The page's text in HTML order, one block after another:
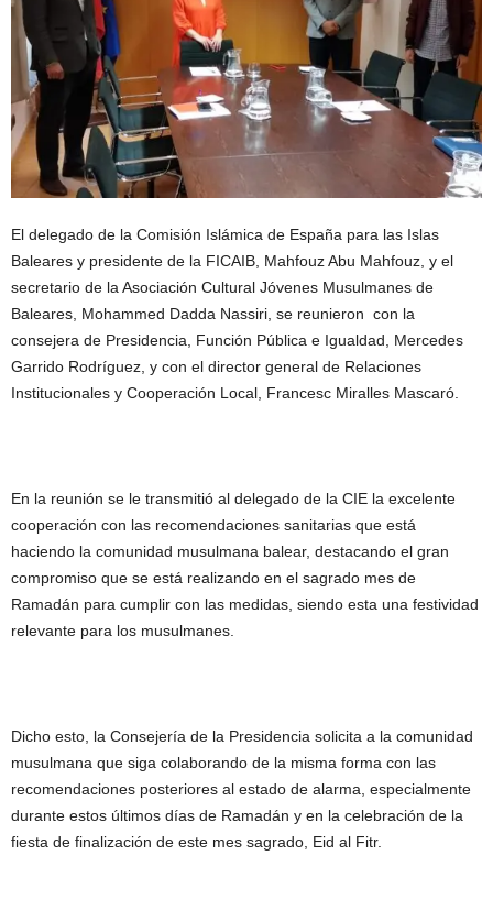
El delegado de la Comisión Islámica de España para las Islas
Baleares y presidente de la FICAIB, Mahfouz Abu Mahfouz, y el
secretario de la Asociación Cultural Jóvenes Musulmanes de
Baleares, Mohammed Dadda Nassiri, se reunieron con la
consejera de Presidencia, Función Pública e Igualdad, Mercedes
Garrido Rodríguez, y con el director general de Relaciones
Institucionales y Cooperación Local, Francesc Miralles Mascaró.
En la reunión se le transmitió al delegado de la CIE la excelente
cooperación con las recomendaciones sanitarias que está
haciendo la comunidad musulmana balear, destacando el gran
compromiso que se está realizando en el sagrado mes de
Ramadán para cumplir con las medidas, siendo esta una festividad
relevante para los musulmanes.
Dicho esto, la Consejería de la Presidencia solicita a la comunidad
musulmana que siga colaborando de la misma forma con las
recomendaciones posteriores al estado de alarma, especialmente
durante estos últimos días de Ramadán y en la celebración de la
fiesta de finalización de este mes sagrado, Eid al Fitr.